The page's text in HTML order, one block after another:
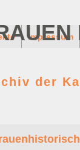
Impressum
der